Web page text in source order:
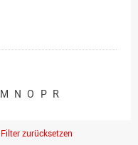
M N O P R
Filter zurücksetzen